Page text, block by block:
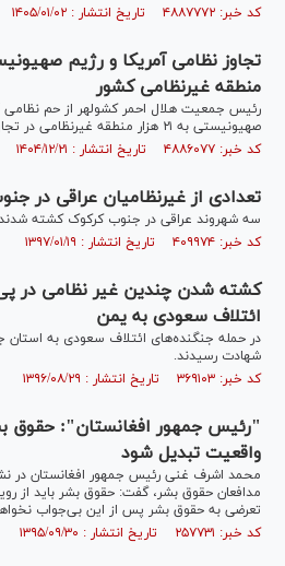
کد خبر: ۴۸۸۷۷۷۲ تاریخ انتشار : ۱۴۰۵/۰۱/۰۲
منطقه غیرنظامی کشور
رئیس جمعیت هلال احمر کشولهر از حم نظامی
صهیونیستی به ۲۱ هزار منطقه غیرنظامی در تجاوز اخیر خبر داد.
کد خبر: ۴۸۸۶۰۷۷ تاریخ انتشار : ۱۴۰۴/۱۲/۲۱
تعدادی از غیرنظامیان عراقی در
سه شهروند عراقی در جنوب کرکوک کشته
کد خبر: ۴۰۹۹۷۴ تاریخ انتشار : ۱۳۹۷/۰۱/۱۹
کشته شدن چندین غیر نظامی در
ائتلاف سعودی به یمن
در حمله جنگنده‌های ائتلاف سعودی به
شهادت رسیدند.
کد خبر: ۳۶۹۱۰۳ تاریخ انتشار : ۱۳۹۶/۰۸/۲۹
"رئیس جمهور افغانستان": حقوق
واقعیت تبدیل شود
محمد اشرف غنی رئیس جمهور افغانستان در
مدافعان حقوق بشر، گفت: حقوق بشر باید از
تعرضی به حقوق بشر پس از این بی‌جواب
کد خبر: ۲۵۷۷۳۱ تاریخ انتشار : ۱۳۹۵/۰۹/۳۰